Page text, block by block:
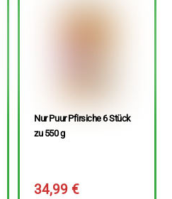
Nur Puur Pfirsiche 6 Stück
zu 550 g
34,99€